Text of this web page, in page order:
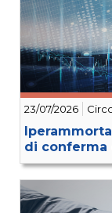
23/07/2026
di